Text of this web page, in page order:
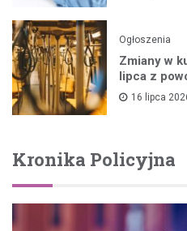
Ogłoszenia
Zmiany w
lipca z
16 lipca
Kronika Policyjna